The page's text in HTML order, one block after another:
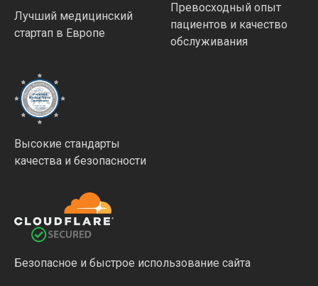
Лучший медицинский
стартап в Европе
Превосходный опыт
пациентов и качество
обслуживания
Высокие стандарты
качества и безопасности
Безопасное и быстрое использование сайта